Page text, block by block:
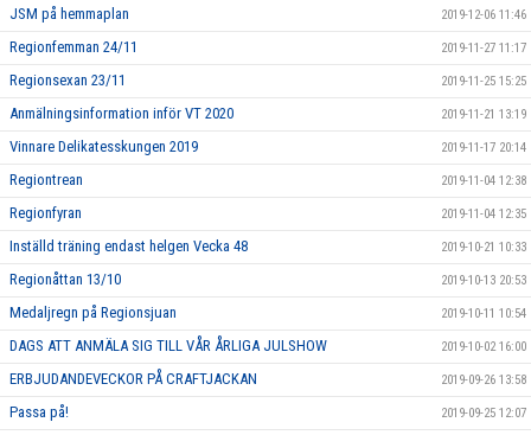
JSM på hemmaplan 2019-12-06 11:46
Regionfemman 24/11 2019-11-27 11:17
Regionsexan 23/11 2019-11-25 15:25
Anmälningsinformation inför VT 2020 2019-11-21 13:19
Vinnare Delikatesskungen 2019 2019-11-17 20:14
Regiontrean 2019-11-04 12:38
Regionfyran 2019-11-04 12:35
Inställd träning endast helgen Vecka 48 2019-10-21 10:33
Regionåttan 13/10 2019-10-13 20:53
Medaljregn på Regionsjuan 2019-10-11 10:54
DAGS ATT ANMÄLA SIG TILL VÅR ÅRLIGA JULSHOW 2019-10-02 16:00
ERBJUDANDEVECKOR PÅ CRAFTJACKAN 2019-09-26 13:58
Passa på! 2019-09-25 12:07